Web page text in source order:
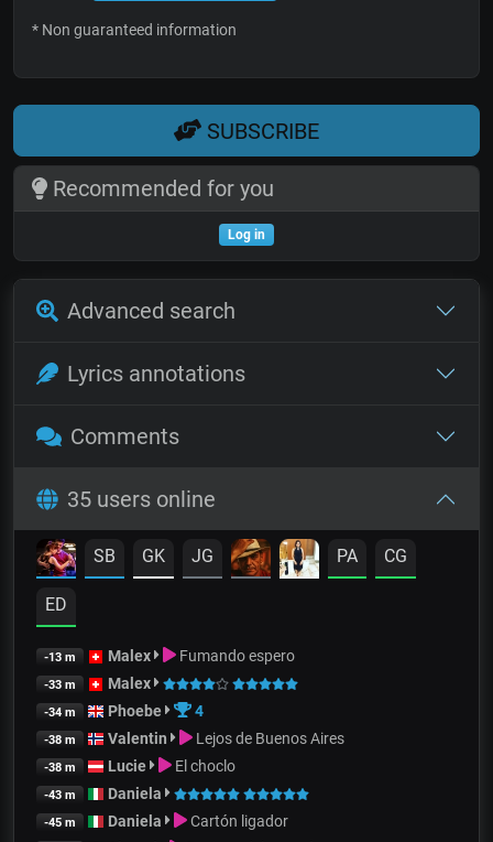
* Non guaranteed information
SUBSCRIBE
Recommended for you
Log in
Advanced search
Lyrics annotations
Comments
35 users online
SB GK JG PA CG
ED
-13 m Malex Fumando espero
-33 m Malex
-34 m Phoebe 4
-38 m Valentin Lejos de Buenos Aires
-38 m Lucie El choclo
-43 m Daniela
-45 m Daniela Cartón ligador